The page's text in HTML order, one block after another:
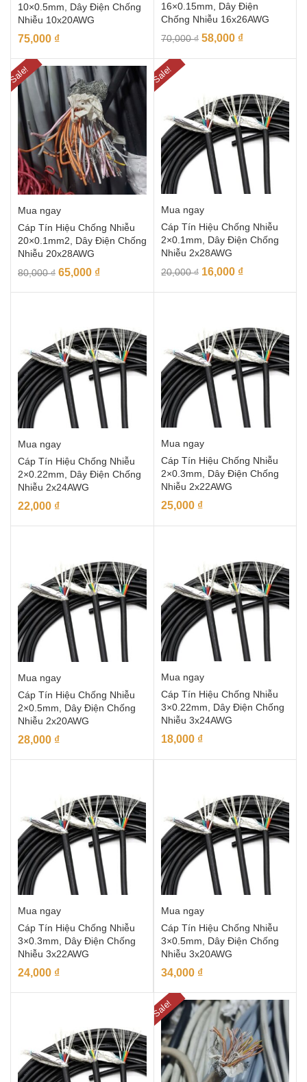
10×0.5mm, Dây Điện Chống
Nhiễu 10x20AWG
75,000 ₫
16×0.15mm, Dây Điện
Chống Nhiễu 16x26AWG
70,000₫ 58,000 ₫
Sale!
Mua ngay
Cáp Tín Hiệu Chống Nhiễu
20×0.1mm2, Dây Điện Chống
Nhiễu 20x28AWG
80,000₫ 65,000 ₫
Sale!
Mua ngay
Cáp Tín Hiệu Chống Nhiễu
2×0.1mm, Dây Điện Chống
Nhiễu 2x28AWG
20,000₫ 16,000 ₫
Mua ngay
Cáp Tín Hiệu Chống Nhiễu
2×0.22mm, Dây Điện Chống
Nhiễu 2x24AWG
22,000 ₫
Mua ngay
Cáp Tín Hiệu Chống Nhiễu
2×0.3mm, Dây Điện Chống
Nhiễu 2x22AWG
25,000 ₫
Mua ngay
Cáp Tín Hiệu Chống Nhiễu
2×0.5mm, Dây Điện Chống
Nhiễu 2x20AWG
28,000 ₫
Mua ngay
Cáp Tín Hiệu Chống Nhiễu
3×0.22mm, Dây Điện Chống
Nhiễu 3x24AWG
18,000 ₫
Mua ngay
Cáp Tín Hiệu Chống Nhiễu
3×0.3mm, Dây Điện Chống
Nhiễu 3x22AWG
24,000 ₫
Mua ngay
Cáp Tín Hiệu Chống Nhiễu
3×0.5mm, Dây Điện Chống
Nhiễu 3x20AWG
34,000 ₫
Sale!